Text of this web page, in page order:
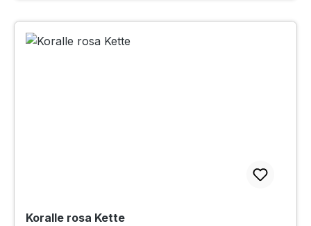
Koralle rosa Kette